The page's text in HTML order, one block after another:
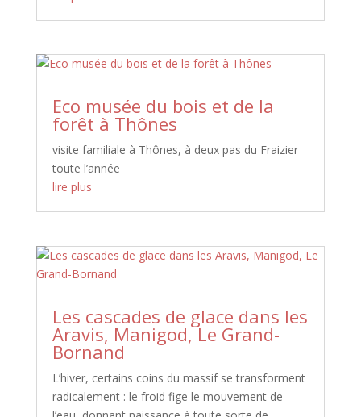
Eco musée du bois et de la
forêt à Thônes
visite familiale à Thônes, à deux pas du Fraizier
toute l’année
lire plus
Les cascades de glace dans les
Aravis, Manigod, Le Grand-
Bornand
L’hiver, certains coins du massif se transforment
radicalement : le froid fige le mouvement de